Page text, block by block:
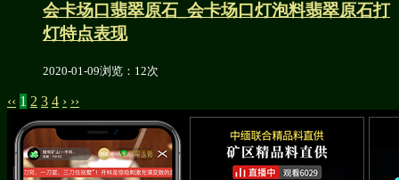
会卡场口翡翠原石_会卡场口灯泡料翡翠原石打
灯特点表现
2020-01-09浏览：12次
‹‹ 1 2 3 4 › ››